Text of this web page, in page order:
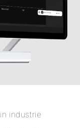
industrie